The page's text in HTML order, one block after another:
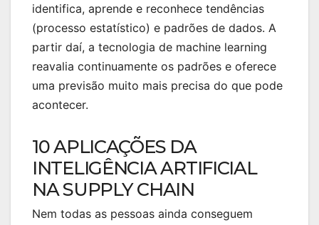
identifica, aprende e reconhece tendências
(processo estatístico) e padrões de dados. A
partir daí, a tecnologia de machine learning
reavalia continuamente os padrões e oferece
uma previsão muito mais precisa do que pode
acontecer.
10 APLICAÇÕES DA
INTELIGÊNCIA ARTIFICIAL
NA SUPPLY CHAIN
Nem todas as pessoas ainda conseguem